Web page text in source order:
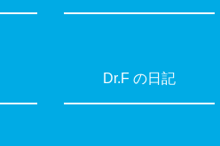
Dr.F の日記